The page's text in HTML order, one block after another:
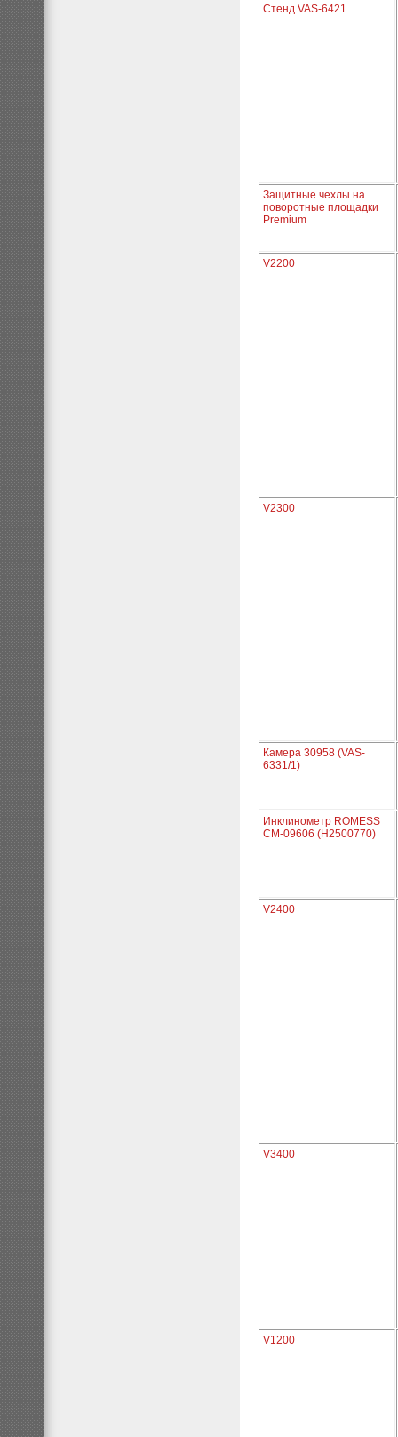
Стенд VAS-6421
Защитные чехлы на
поворотные площадки
Premium
V2200
V2300
Камера 30958 (VAS-
6331/1)
Инклинометр ROMESS
CM-09606 (H2500770)
V2400
V3400
V1200